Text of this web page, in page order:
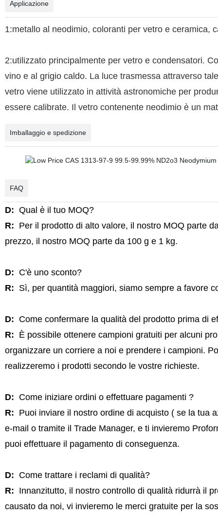
Applicazione
1:metallo al neodimio, coloranti per vetro e ceramica,
2:utilizzato principalmente per vetro e condensatori.
vino e al grigio caldo. La luce trasmessa attraverso
vetro viene utilizzato in attività astronomiche per
essere calibrate. Il vetro contenente neodimio è un
Imballaggio e spedizione
FAQ
D: Qual è il tuo MOQ?
R: Per il prodotto di alto valore, il nostro MOQ parte
prezzo, il nostro MOQ parte da 100 g e 1 kg.
D: C'è uno sconto?
R: Sì, per quantità maggiori, siamo sempre a favore
D: Come confermare la qualità del prodotto prima di
R: È possibile ottenere campioni gratuiti per alcuni
organizzare un corriere a noi e prendere i campioni.
realizzeremo i prodotti secondo le vostre richieste.
D: Come iniziare ordini o effettuare pagamenti ?
R: Puoi inviare il nostro ordine di acquisto ( se la tua
e-mail o tramite il Trade Manager, e ti invieremo
puoi effettuare il pagamento di conseguenza.
D: Come trattare i reclami di qualità?
R: Innanzitutto, il nostro controllo di qualità ridurrà il
causato da noi, vi invieremo le merci gratuite per la